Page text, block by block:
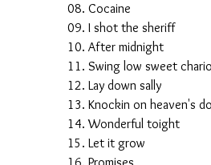
08. Cocaine
09. I shot the sheriff
10. After midnight
11. Swing low sweet
12. Lay down sally
13. Knockin on heaven's
14. Wonderful toight
15. Let it grow